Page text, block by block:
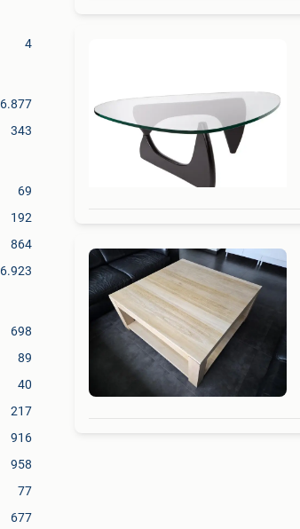
4
6.877
343
69
192
864
6.923
698
89
40
217
916
958
77
677